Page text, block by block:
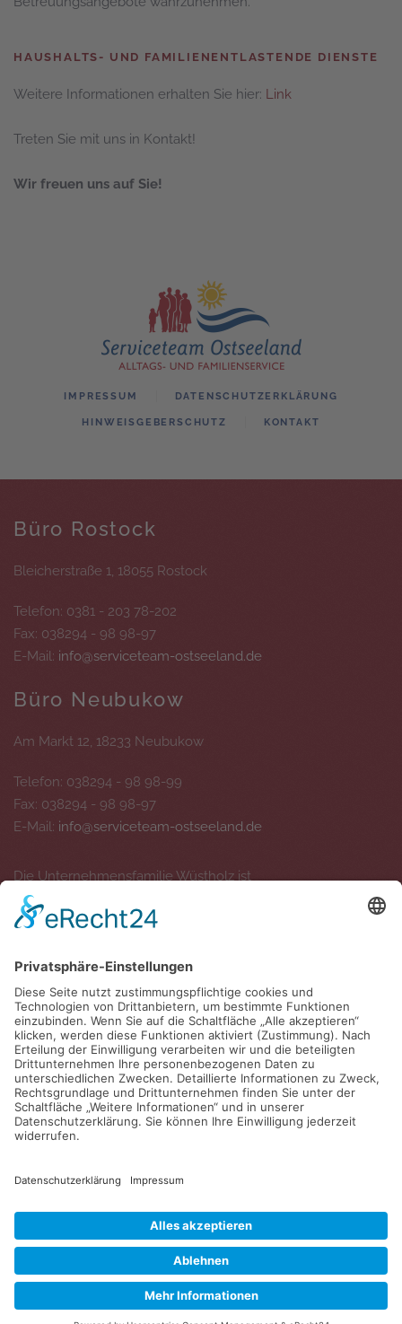
HAUSHALTS- UND FAMILIENENTLASTENDE DIENSTE
Weitere Informationen erhalten Sie hier: Link
Treten Sie mit uns in Kontakt!
Wir freuen uns auf Sie!
IMPRESSUM DATENSCHUTZERKLÄRUNG
HINWEISGEBERSCHUTZ KONTAKT
Büro Rostock
Bleicherstraße 1, 18055 Rostock
Telefon: 0381 - 203 78-202
Fax: 038294 - 98 98-97
E-Mail: info@serviceteam-ostseeland.de
Büro Neubukow
Am Markt 12, 18233 Neubukow
Telefon: 038294 - 98 98-99
Fax: 038294 - 98 98-97
E-Mail: info@serviceteam-ostseeland.de
Die Unternehmensfamilie Wüstholz ist
Social Media - Kanäle
Folgt uns auf unseren Social Media-Kanälen für aktuelle
Informationen, Bilder und Videos.
Copyright © 2015-2026 • curvalia GmbH • Serviceteam
Mitarbeiter-Login
Cookie-Einstellungen